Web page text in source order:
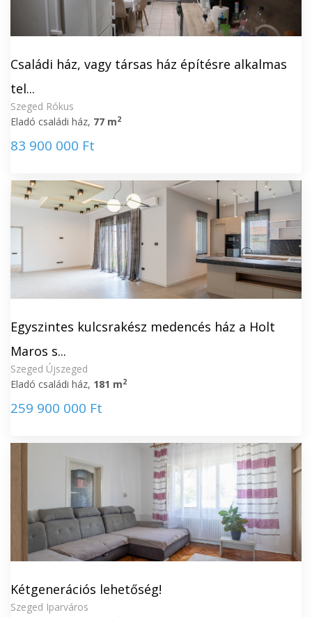
Családi ház, vagy társas ház építésre alkalmas
tel...
Szeged Rókus
Eladó családi ház, 77 m2
83 900 000 Ft
Egyszintes kulcsrakész medencés ház a Holt
Maros s...
Szeged Újszeged
Eladó családi ház, 181 m2
259 900 000 Ft
Kétgenerációs lehetőség!
Szeged Iparváros